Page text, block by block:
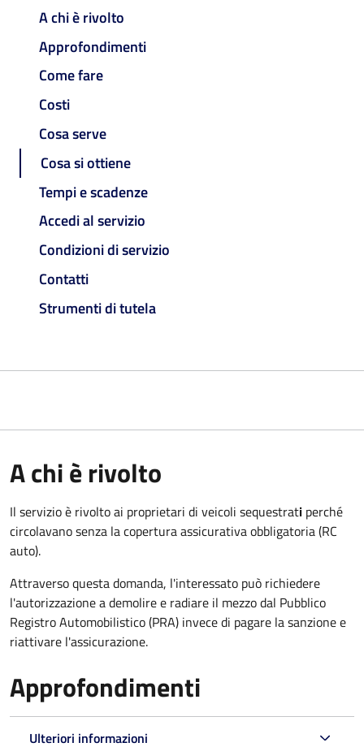
A chi è rivolto
Approfondimenti
Come fare
Costi
Cosa serve
Cosa si ottiene
Tempi e scadenze
Accedi al servizio
Condizioni di servizio
Contatti
Strumenti di tutela
A chi è rivolto
Il servizio è rivolto ai proprietari di veicoli sequestrati perché
circolavano senza la copertura assicurativa obbligatoria (RC
auto).
Attraverso questa domanda, l'interessato può richiedere
l'autorizzazione a demolire e radiare il mezzo dal Pubblico
Registro Automobilistico (PRA) invece di pagare la sanzione e
riattivare l'assicurazione.
Approfondimenti
Ulteriori informazioni